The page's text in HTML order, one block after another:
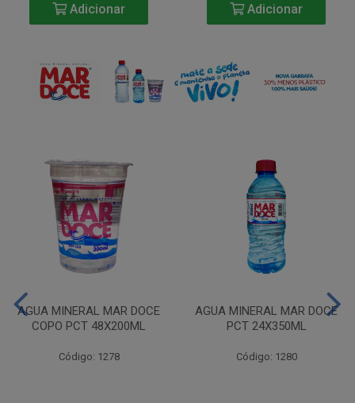
Adicionar Adicionar
AGUA MINERAL MAR DOCE
COPO PCT 48X200ML
Código: 1278
AGUA MINERAL MAR DOCE
PCT 24X350ML
Código: 1280